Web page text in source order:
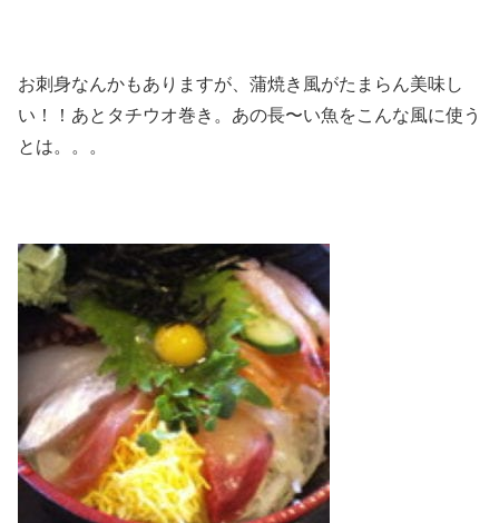
お刺身なんかもありますが、蒲焼き風がたまらん美味し
い！！あとタチウオ巻き。あの長〜い魚をこんな風に使う
とは。。。